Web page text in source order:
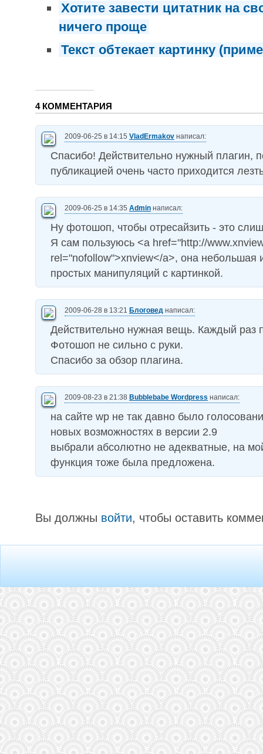
Хотите завести цитатник на
ничего проще
Текст обтекает картинку
4 КОММЕНТАРИЯ
2009-06-25 в 14:15 VladErmakov написал:
Спасибо! Действительно нужный плагин,
публикацией очень часто приходится
2009-06-25 в 14:35 Admin написал:
Ну фотошоп, чтобы отресайзить - это
Я сам пользуюсь <a href="http://
rel="nofollow">xnview</a>, она небольшая
простых манипуляций с картинкой.
2009-06-28 в 13:21 Блоговед написал:
Действительно нужная вещь. Каждый раз
Фотошоп не сильно с руки.
Спасибо за обзор плагина.
2009-08-23 в 21:38 Bubblebabe Wordpress написал:
на сайте wp не так давно было
новых возможностях в версии 2.9
выбрали абсолютно не адекватные, на
функция тоже была предложена.
Вы должны войти, чтобы оставить